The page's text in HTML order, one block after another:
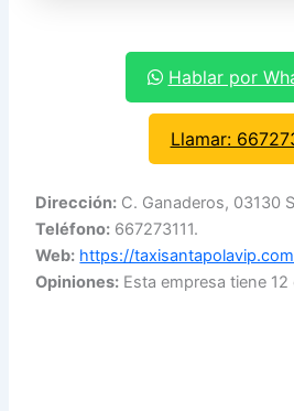
Hablar por
Llamar:
Dirección: C. Ganaderos, 03130
Teléfono: 667273111.
Web: https://
Opiniones: Esta empresa tiene